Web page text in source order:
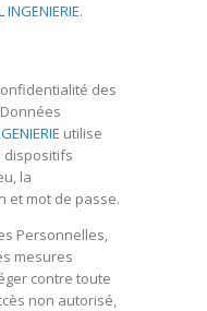
INGENIERIE.
des
utilise
dispositifs
la
et mot de passe.
Personnelles,
mesures
contre toute
non autorisé,